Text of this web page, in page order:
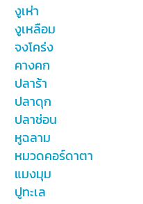
งูเห่า
งูเหลือม
จงโคร่ง
คางคก
ปลาร้า
ปลาดุก
ปลาช่อน
หูฉลาม
หมวดคอร์ดาตา
แมงมุม
ปูทะเล